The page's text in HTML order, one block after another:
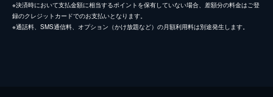
※決済時において支払金額に相当するポイントを保有していない場合、差額分の料金はご登
録のクレジットカードでのお支払いとなります。
※通話料、SMS通信料、オプション（かけ放題など）の月額利用料は別途発生します。